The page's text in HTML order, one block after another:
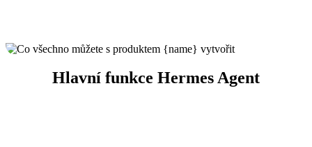
Hlavní funkce Hermes Agent